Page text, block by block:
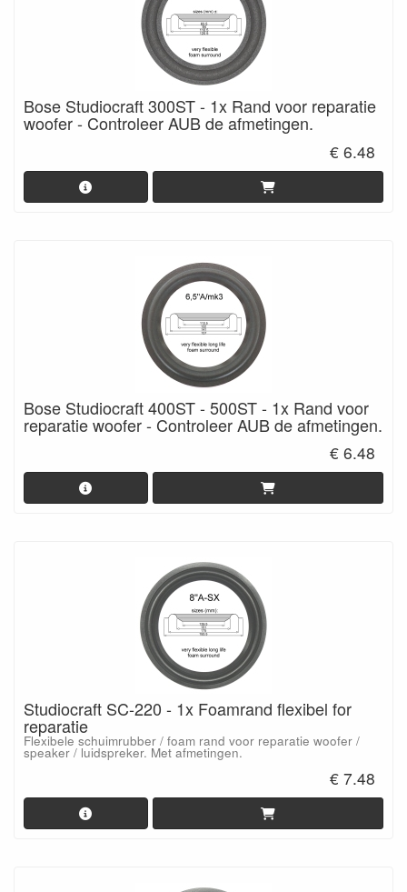
Bose Studiocraft 300ST - 1x Rand voor reparatie
woofer - Controleer AUB de afmetingen.
€ 6.48
Bose Studiocraft 400ST - 500ST - 1x Rand voor
reparatie woofer - Controleer AUB de afmetingen.
€ 6.48
Studiocraft SC-220 - 1x Foamrand flexibel for
reparatie
Flexibele schuimrubber / foam rand voor reparatie woofer /
speaker / luidspreker. Met afmetingen.
€ 7.48